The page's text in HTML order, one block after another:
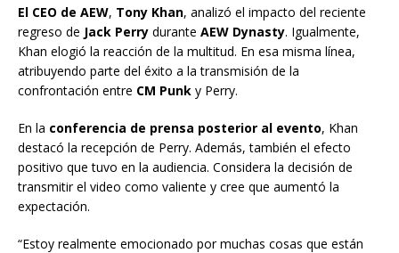
El CEO de AEW, Tony Khan, analizó el impacto del reciente
regreso de Jack Perry durante AEW Dynasty. Igualmente,
Khan elogió la reacción de la multitud. En esa misma línea,
atribuyendo parte del éxito a la transmisión de la
confrontación entre CM Punk y Perry.
En la conferencia de prensa posterior al evento, Khan
destacó la recepción de Perry. Además, también el efecto
positivo que tuvo en la audiencia. Considera la decisión de
transmitir el video como valiente y cree que aumentó la
expectación.
“Estoy realmente emocionado por muchas cosas que están